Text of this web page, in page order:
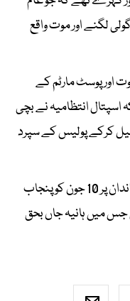
لگنے اور موت واقع
اور پوسٹ مارٹم کے
جب کہ اسپتال انتظامیہ نے بچی
کرکے پولیس کے سپرد
واضح رہے 9 سالہ ہانیہ احمد اور ان کے خاندان پر 10 جون کو پنجاب
میں ہانیہ جاں بحق